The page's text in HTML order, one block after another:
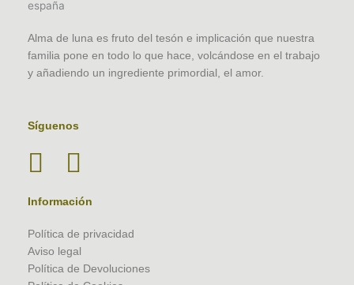
Alma de luna es fruto del tesón e implicación que nuestra
familia pone en todo lo que hace, volcándose en el trabajo
y añadiendo un ingrediente primordial, el amor.
Síguenos
Información
Política de privacidad
Aviso legal
Política de Devoluciones